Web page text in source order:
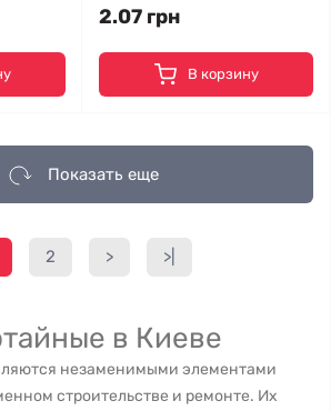
2.07 грн
В корзину
Показать еще
2 > >|
в Киеве
незаменимыми элементами
строительстве и ремонте. Их